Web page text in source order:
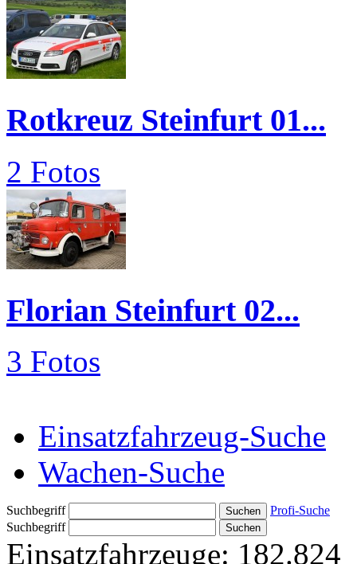
Rotkreuz Steinfurt 01...
2 Fotos
Florian Steinfurt 02...
3 Fotos
Einsatzfahrzeug-Suche
Wachen-Suche
Suchbegriff
Profi-Suche
Suchbegriff
Einsatzfahrzeuge: 182.824